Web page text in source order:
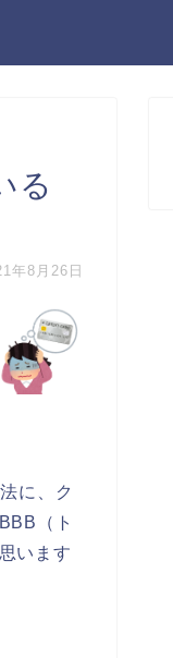
る
年8月26日
に、ク
（ト
います